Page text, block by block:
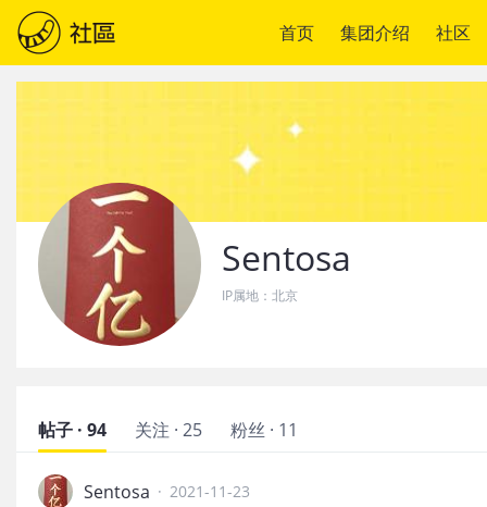
首页 集团介绍 社区
Sentosa
IP属地： 北京
帖子 · 94 关注 · 25 粉丝 · 11
Sentosa · 2021-11-23